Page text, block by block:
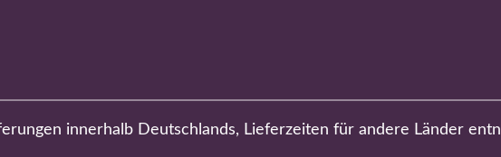
innerhalb Deutschlands, Lieferzeiten für andere Länder